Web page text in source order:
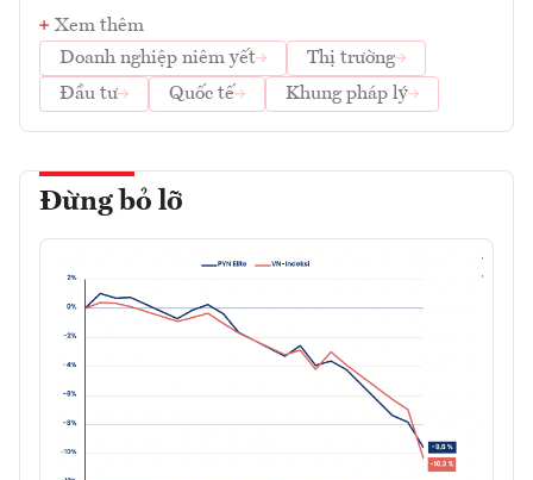
Xem thêm
Doanh nghiệp niêm yết
Thị trường
Đầu tư
Quốc tế Khung pháp lý
Đừng bỏ lỡ